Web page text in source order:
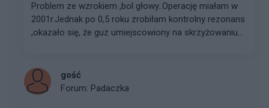
Problem ze wzrokiem ,bol głowy..Operację miałam w
2001r.Jednak po 0,5 roku zrobiłam kontrolny rezonans
,okazało się, że guz umiejscowiony na skrzyżowaniu...
gość
Forum: Padaczka